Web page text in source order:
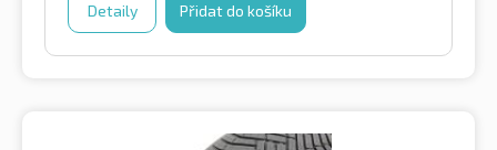
Detaily Přidat do košíku